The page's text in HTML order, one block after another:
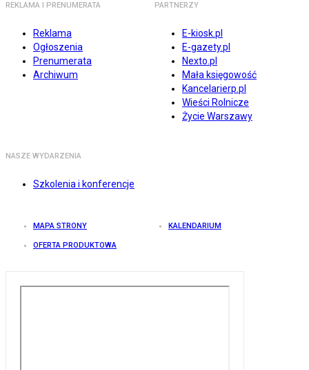
REKLAMA I PRENUMERATA
Reklama
Ogłoszenia
Prenumerata
Archiwum
PARTNERZY
E-kiosk.pl
E-gazety.pl
Nexto.pl
Mała księgowość
Kancelarierp.pl
Wieści Rolnicze
Życie Warszawy
NASZE WYDARZENIA
Szkolenia i konferencje
MAPA STRONY KALENDARIUM
OFERTA PRODUKTOWA